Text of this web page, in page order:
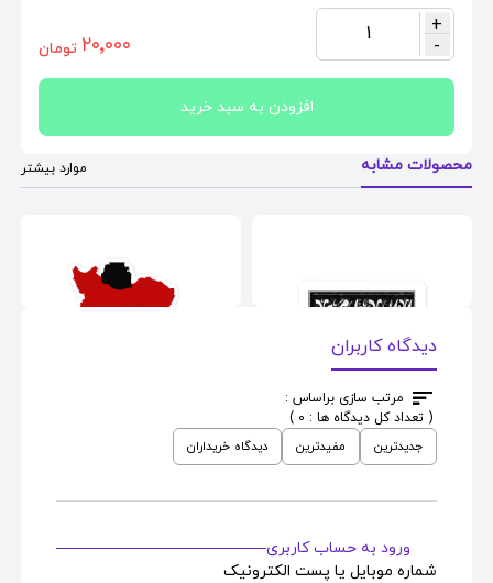
+
-
1 ٢٠٬٠٠٠ تومان
افزودن به سبد خرید
محصولات مشابه موارد بیشتر
استیکر طرح
Iran My Homeland A
دیدگاه کاربران
مرتب سازی براساس :
( تعداد کل دیدگاه ها : 0 )
جدیدترین
مفیدترین دیدگاه خریداران
ورود به حساب کاربری
شماره موبایل یا پست الکترونیک